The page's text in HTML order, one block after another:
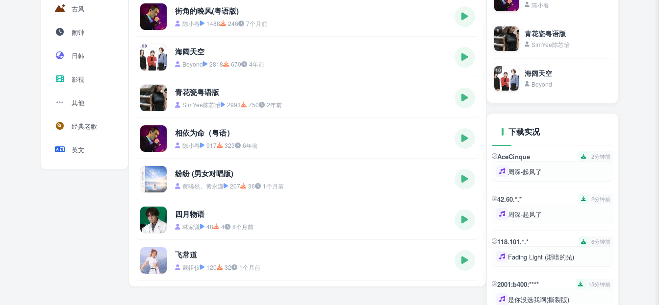
古风
闹钟
日韩
影视
其他
经典老歌
英文
街角的晚风(粤语版)
陈小春 1488 246 7个月前
海阔天空
Beyond 2818 670 4年前
青花瓷粤语版
SimYee陈芯怡 2993 750 2年前
相依为命（粤语）
陈小春 917 323 6年前
纷纷 (男女对唱版)
黄晞然、黄永潇 207 36 1个月前
四月物语
林家谦 48 4 8个月前
飞常道
戴祖仪 120 32 1个月前
陈小春
9 青花瓷粤语版
SimYee陈芯怡
10 海阔天空
Beyond
下载实况
AceCinque 2分钟前
周深-起风了
42.60.*.* 2分钟前
周深-起风了
118.101.*.* 6分钟前
Fading Light (渐暗的光)
2001:b400:**** 15分钟前
是你没选我啊(撕裂版)